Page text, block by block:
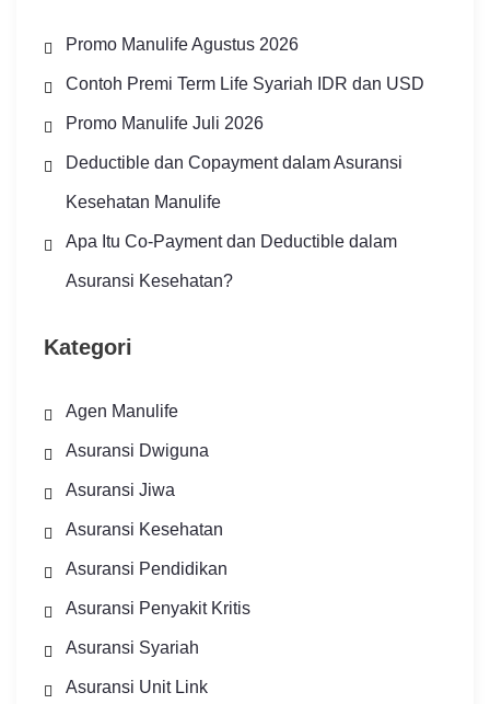
Promo Manulife Agustus 2026
Contoh Premi Term Life Syariah IDR dan USD
Promo Manulife Juli 2026
Deductible dan Copayment dalam Asuransi
Kesehatan Manulife
Apa Itu Co-Payment dan Deductible dalam
Asuransi Kesehatan?
Kategori
Agen Manulife
Asuransi Dwiguna
Asuransi Jiwa
Asuransi Kesehatan
Asuransi Pendidikan
Asuransi Penyakit Kritis
Asuransi Syariah
Asuransi Unit Link